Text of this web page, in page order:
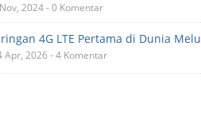
2024 - 0 Komentar
4G LTE Pertama di Dunia
Apr, 2026 - 4 Komentar